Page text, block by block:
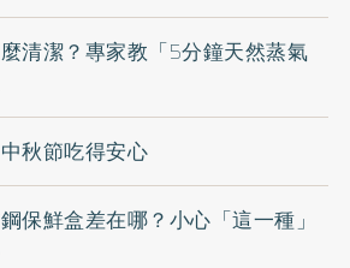
清潔？專家教「5分鐘天然蒸氣
秋節吃得安心
保鮮盒差在哪？小心「這一種」